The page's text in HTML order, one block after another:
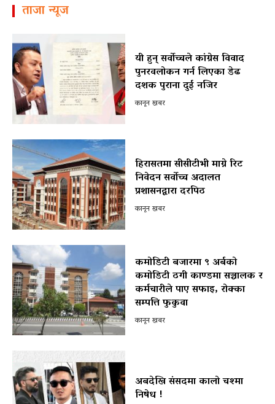
ताजा न्यूज
यी हुन् सर्वोच्चले कांग्रेस विवाद
पुनरवलोकन गर्न लिएका डेढ
दशक पुराना दुई नजिर
कानून खबर
हिरासतमा सीसीटीभी माग्ने रिट
निवेदन सर्वोच्च अदालत
प्रशासनद्वारा दरपिठ
कानून खबर
कमोडिटी बजारमा ९ अर्बको
कमोडिटी ठगी काण्डमा सञ्चालक र
कर्मचारीले पाए सफाइ, रोक्का
सम्पत्ति फुकुवा
कानून खबर
अबदेखि संसदमा कालो चश्मा
निषेध !